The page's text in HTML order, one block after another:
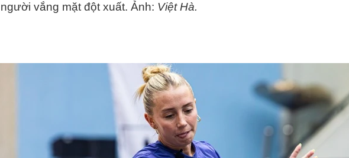
người vắng mặt đột xuất. Ảnh: Việt Hà.